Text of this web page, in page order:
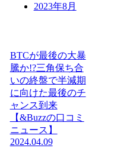
2023年8月
BTCが最後の大暴
騰か!?三角保ち合
いの終盤で半減期
に向けた最後のチ
ャンス到来
【&Buzzの口コミ
ニュース】
2024.04.09